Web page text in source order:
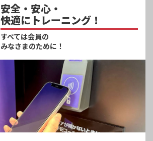
安全・安心・
快適にトレーニング！
すべては会員の
みなさまのために！